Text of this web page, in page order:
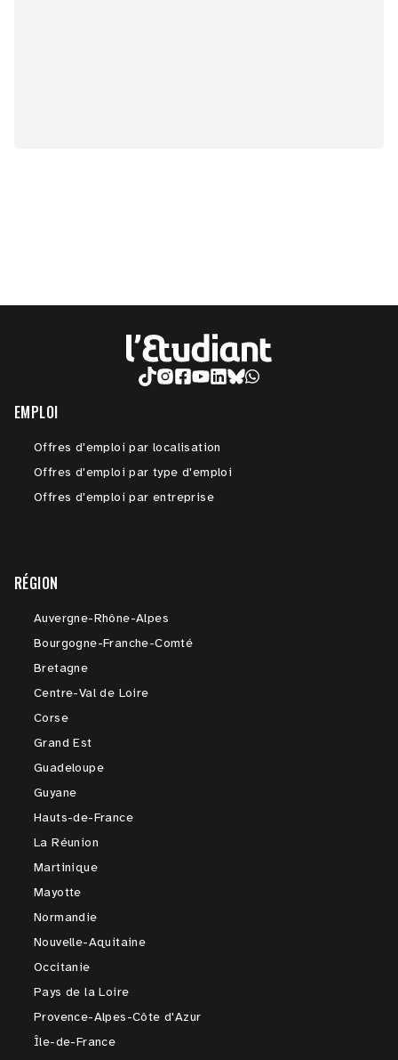
EMPLOI
Offres d'emploi par localisation
Offres d'emploi par type d'emploi
Offres d'emploi par entreprise
RÉGION
Auvergne-Rhône-Alpes
Bourgogne-Franche-Comté
Bretagne
Centre-Val de Loire
Corse
Grand Est
Guadeloupe
Guyane
Hauts-de-France
La Réunion
Martinique
Mayotte
Normandie
Nouvelle-Aquitaine
Occitanie
Pays de la Loire
Provence-Alpes-Côte d'Azur
Île-de-France